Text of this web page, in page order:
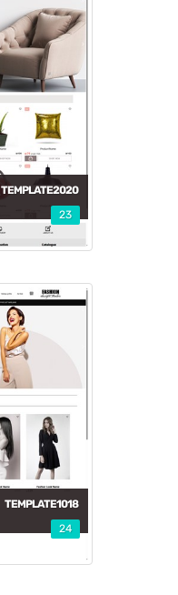
TEMPLATE2020
23
TEMPLATE1018
24